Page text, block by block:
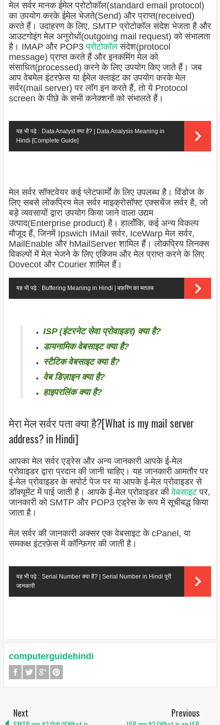
मेल सर्वर मानक ईमेल प्रोटोकॉल(standard email protocol)
का उपयोग करके ईमेल भेजते(Send) और प्राप्त(received)
करते हैं। उदाहरण के लिए, SMTP प्रोटोकॉल संदेश भेजता है और
आउटगोइंग मेल अनुरोधों(outgoing mail request) को संभालता
है। IMAP और POP3प्रोटोकॉलसंदेश(protocol
message) प्राप्त करते हैं और इनकमिंग मेल को
संसाधित(processed) करने के लिए उपयोग किए जाते हैं। जब
आप वेबमेल इंटरफ़ेस या ईमेल क्लाइंट का उपयोग करके मेल
सर्वर(mail server) पर लॉग इन करते हैं, तो ये Protocol
screen के पीछे के सभी कनेक्शनों को संभालते हैं।
यह भी पढ़े : Data Analyst क्या है? | Data Analysis Meaning in
Hindi [Complete Guide]
मेल सर्वर सॉफ्टवेयर कई प्लेटफार्मों के लिए उपलब्ध है। विंडोज के
लिए सबसे लोकप्रिय मेल सर्वर माइक्रोसॉफ्ट एक्सचेंज सर्वर है, जो
बड़े व्यवसायों द्वारा उपयोग किया जाने वाला उद्यम
उत्पाद(Enterprise product) है। हालाँकि, कई अन्य विकल्प
मौजूद हैं, जिनमें Ipswich IMail सर्वर, IceWarp मेल सर्वर,
MailEnable और hMailServer शामिल हैं। लोकप्रिय लिनक्स
विकल्पों में मेल भेजने के लिए एक्जिम और मेल प्राप्त करने के लिए
Dovecot और Courier शामिल हैं।
यह भी पढ़े : Buffering Meaning in Hindi | बफ़रिंग का मतलब
ISP (इंटरनेट सेवा प्रोवाइडर) क्या है?
डायनामिक वेबसाइट क्या है?
स्टैटिक वेबसाइट क्या है?
वेब डिज़ाइन क्या है?
हाइपरलिंक क्या है?
मेरा मेल सर्वर पता क्या है?[What is my mail server
address? in Hindi]
आपका मेल सर्वर एड्रेस और अन्य जानकारी आपके ई-मेल
प्रोवाइडर द्वारा प्रदान की जानी चाहिए। यह जानकारी आमतौर पर
ई-मेल प्रोवाइडर के सपोर्ट पेज पर या आपके ई-मेल प्रोवाइडर से
डॉक्यूमेंट में पाई जाती है। आपके ई-मेल प्रोवाइडर कीवेबसाइटपर,
जानकारी को SMTP और POP3 एड्रेस के रूप में सूचीबद्ध किया
जाता है।
मेल सर्वर की जानकारी अक्सर एक वेबसाइट के cPanel, या
समकक्ष इंटरफ़ेस में कॉन्फ़िगर की जाती है।
यह भी पढ़े : Serial Number क्या है? | Serial Number in Hindi पूरी
जानकारी
computerguidehindi
Next Previous